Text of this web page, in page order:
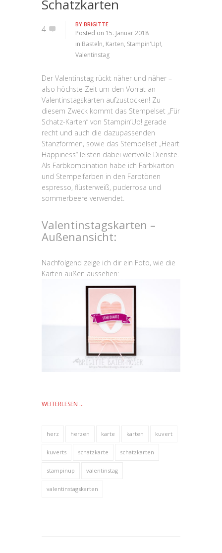
Schatzkarten
4 BY BRIGITTE
Posted on 15. Januar 2018
in Basteln, Karten, Stampin'Up!,
Valentinstag
Der Valentinstag rückt näher und näher –
also höchste Zeit um den Vorrat an
Valentinstagskarten aufzustocken! Zu
diesem Zweck kommt das Stempelset „Für
Schatz-Karten“ von Stampin’Up! gerade
recht und auch die dazupassenden
Stanzformen, sowie das Stempelset „Heart
Happiness“ leisten dabei wertvolle Dienste.
Als Farbkombination habe ich Farbkarton
und Stempelfarben in den Farbtönen
espresso, flüsterweiß, puderrosa und
sommerbeere verwendet.
Valentinstagskarten –
Außenansicht:
Nachfolgend zeige ich dir ein Foto, wie die
Karten außen aussehen:
WEITERLESEN …
herz herzen karte karten kuvert
kuverts schatzkarte schatzkarten
stampinup valentinstag
valentinstagskarten